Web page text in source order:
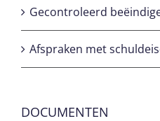
Gecontroleerd
Afspraken met
DOCUMENTEN